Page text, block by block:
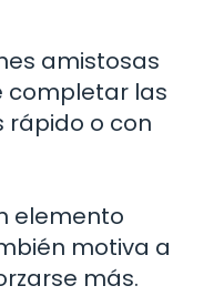
amistosas
completar las
rápido o con
elemento
motiva a
más.